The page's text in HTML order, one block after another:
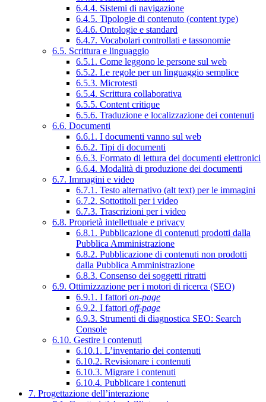
6.4.4. Sistemi di navigazione
6.4.5. Tipologie di contenuto (content type)
6.4.6. Ontologie e standard
6.4.7. Vocabolari controllati e tassonomie
6.5. Scrittura e linguaggio
6.5.1. Come leggono le persone sul web
6.5.2. Le regole per un linguaggio semplice
6.5.3. Microtesti
6.5.4. Scrittura collaborativa
6.5.5. Content critique
6.5.6. Traduzione e localizzazione dei contenuti
6.6. Documenti
6.6.1. I documenti vanno sul web
6.6.2. Tipi di documenti
6.6.3. Formato di lettura dei documenti elettronici
6.6.4. Modalità di produzione dei documenti
6.7. Immagini e video
6.7.1. Testo alternativo (alt text) per le immagini
6.7.2. Sottotitoli per i video
6.7.3. Trascrizioni per i video
6.8. Proprietà intellettuale e privacy
6.8.1. Pubblicazione di contenuti prodotti dalla
Pubblica Amministrazione
6.8.2. Pubblicazione di contenuti non prodotti
dalla Pubblica Amministrazione
6.8.3. Consenso dei soggetti ritratti
6.9. Ottimizzazione per i motori di ricerca (SEO)
6.9.1. I fattori on-page
6.9.2. I fattori off-page
6.9.3. Strumenti di diagnostica SEO: Search
Console
6.10. Gestire i contenuti
6.10.1. L’inventario dei contenuti
6.10.2. Revisionare i contenuti
6.10.3. Migrare i contenuti
6.10.4. Pubblicare i contenuti
7. Progettazione dell’interazione